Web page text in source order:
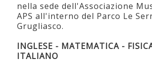
nella sede dell'Associazione
APS all'interno del Parco Le
Grugliasco.
INGLESE - MATEMATICA -
ITALIANO